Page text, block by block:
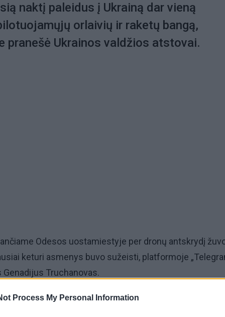
Process My Personal Information
naktį paleidus į Ukrainą dar vieną
orlaivių ir raketų bangą,
pranešė Ukrainos valdžios atstovai.
Odesos uostamiestyje per dronų antskrydį
keturi asmenys buvo sužeisti, platformoje
Truchanovas.
pranešta ir sostinėje Kyjive, kurio valdžios